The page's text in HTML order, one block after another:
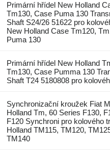
Primární hřídel New Holland
Tm130, Case Puma 130
Shaft S24/26 51622 pro
New Holland Case Tm120,
Puma 130
Primární hřídel New Holland
Tm130, Case Pumma 130
Shaft T24 5180808 pro
Synchronizační kroužek Fiat
Holland Tm, 60 Series F130,
F120 Synchroni pro kolového
Holland TM115, TM120,
TM140